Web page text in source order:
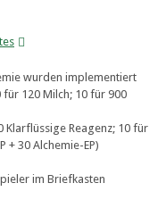
wurden implementiert
für 120 Milch; 10 für 900
Klarflüssige Reagenz; 10 für
+ 30 Alchemie-EP)
im Briefkasten